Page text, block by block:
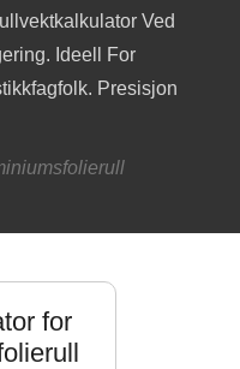
Ved
Ideell For
Presisjon
for